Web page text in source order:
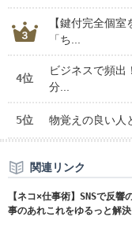
【鍵付完全個
「ち...
4位
ビジネスで頻出
分...
5位 物覚えの良い人
関連リンク
【ネコ×仕事術】SNSで反
事のあれこれをゆるっと解